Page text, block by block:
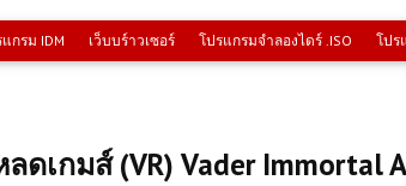
กรม IDM เว็บบร์าวเซอร์ โปรแกรมจำลองไดร์ .ISO โปร
ดเกมส์ (VR) Vader Immortal A